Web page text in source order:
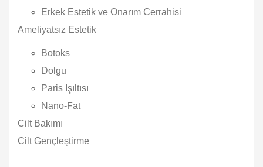
Erkek Estetik ve Onarım Cerrahisi
Ameliyatsız Estetik
Botoks
Dolgu
Paris Işıltısı
Nano-Fat
Cilt Bakımı
Cilt Gençleştirme